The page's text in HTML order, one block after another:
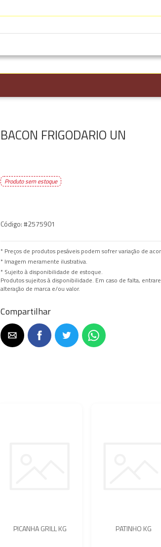
BACON FRIGODARIO UN
Produto sem estoque
Código:#2575901
* Preços de produtos pesáveis podem sofrer variação de
* Imagem meramente ilustrativa.
* Sujeito à disponibilidade de estoque.
Produtos sujeitos à disponibilidade. Em caso de falta,
alteração de marca e/ou valor.
Compartilhar
PICANHA GRILL KG PATINHO KG